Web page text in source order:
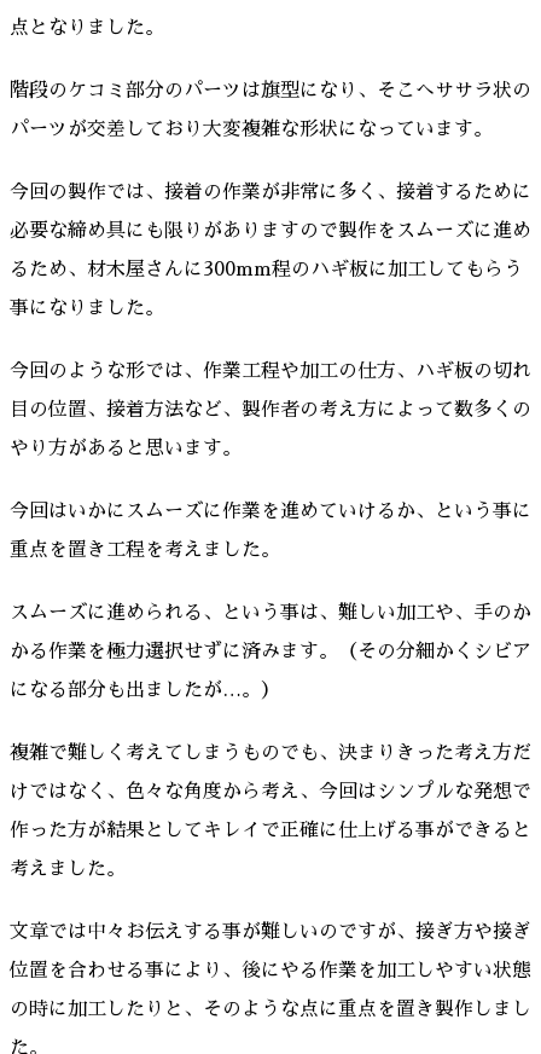
点となりました。
階段のケコミ部分のパーツは旗型になり、そこへササラ状の
パーツが交差しており大変複雑な形状になっています。
今回の製作では、接着の作業が非常に多く、接着するために
必要な締め具にも限りがありますので製作をスムーズに進め
るため、材木屋さんに300mm程のハギ板に加工してもらう
事になりました。
今回のような形では、作業工程や加工の仕方、ハギ板の切れ
目の位置、接着方法など、製作者の考え方によって数多くの
やり方があると思います。
今回はいかにスムーズに作業を進めていけるか、という事に
重点を置き工程を考えました。
スムーズに進められる、という事は、難しい加工や、手のか
かる作業を極力選択せずに済みます。（その分細かくシビア
になる部分も出ましたが…。）
複雑で難しく考えてしまうものでも、決まりきった考え方だ
けではなく、色々な角度から考え、今回はシンプルな発想で
作った方が結果としてキレイで正確に仕上げる事ができると
考えました。
文章では中々お伝えする事が難しいのですが、接ぎ方や接ぎ
位置を合わせる事により、後にやる作業を加工しやすい状態
の時に加工したりと、そのような点に重点を置き製作しまし
た。